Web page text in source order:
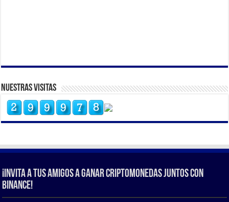
Nuestras Visitas
¡Invita a tus amigos a ganar criptomonedas juntos con
Binance!